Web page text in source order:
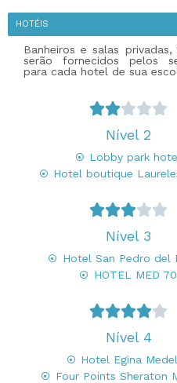
HOTÉIS
Banheiros e salas
serão fornecidos pelos
para cada hotel de sua

Nível 2
Lobby park
Hotel boutique

Nível 3
Hotel San Pedro del
HOTEL MED 70

Nível 4
Hotel Egina
Four Points Sheraton